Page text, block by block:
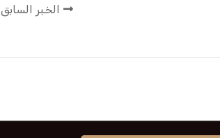
الخبر السابق